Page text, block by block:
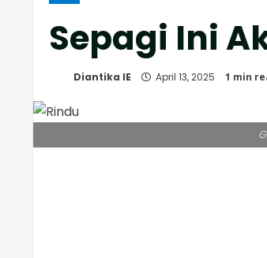
Sepagi Ini
Diantika IE April 13, 2025 1 min